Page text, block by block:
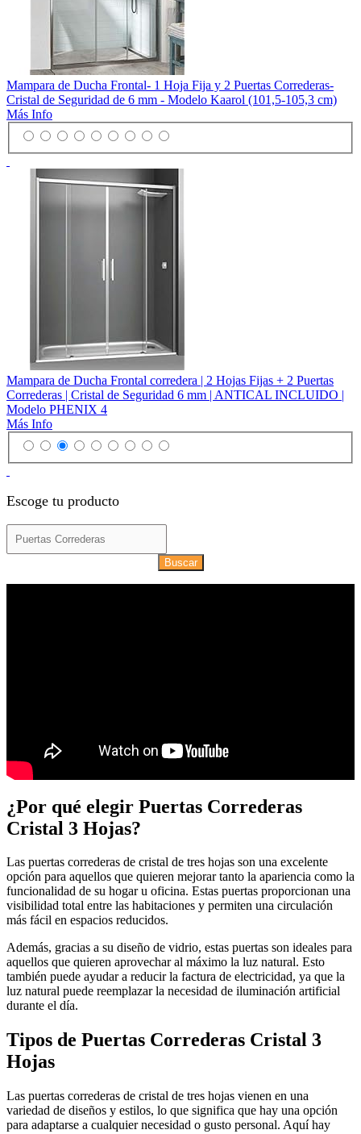
Mampara de Ducha Frontal- 1 Hoja Fija y 2 Puertas Correderas-
Cristal de Seguridad de 6 mm - Modelo Kaarol (101,5-105,3 cm)
Más Info
Mampara de Ducha Frontal corredera | 2 Hojas Fijas + 2 Puertas
Correderas | Cristal de Seguridad 6 mm | ANTICAL INCLUIDO |
Modelo PHENIX 4
Más Info
Escoge tu producto
Buscar
¿Por qué elegir Puertas Correderas
Cristal 3 Hojas?
Las puertas correderas de cristal de tres hojas son una excelente
opción para aquellos que quieren mejorar tanto la apariencia como la
funcionalidad de su hogar u oficina. Estas puertas proporcionan una
visibilidad total entre las habitaciones y permiten una circulación
más fácil en espacios reducidos.
Además, gracias a su diseño de vidrio, estas puertas son ideales para
aquellos que quieren aprovechar al máximo la luz natural. Esto
también puede ayudar a reducir la factura de electricidad, ya que la
luz natural puede reemplazar la necesidad de iluminación artificial
durante el día.
Tipos de Puertas Correderas Cristal 3
Hojas
Las puertas correderas de cristal de tres hojas vienen en una
variedad de diseños y estilos, lo que significa que hay una opción
para adaptarse a cualquier necesidad o gusto personal. Aquí hay